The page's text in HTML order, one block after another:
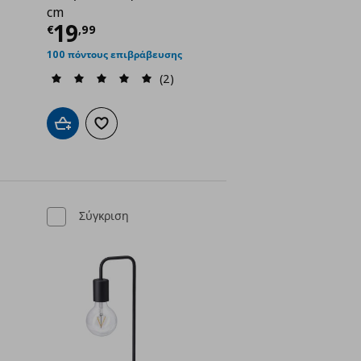
€ 19,99
cm
€19,99
Τρέχουσα τιμή
100 πόντους επιβράβευσης
(2)
Προσθήκη στο καλάθι
Προσθήκη στα αγαπημένα
Σύγκριση